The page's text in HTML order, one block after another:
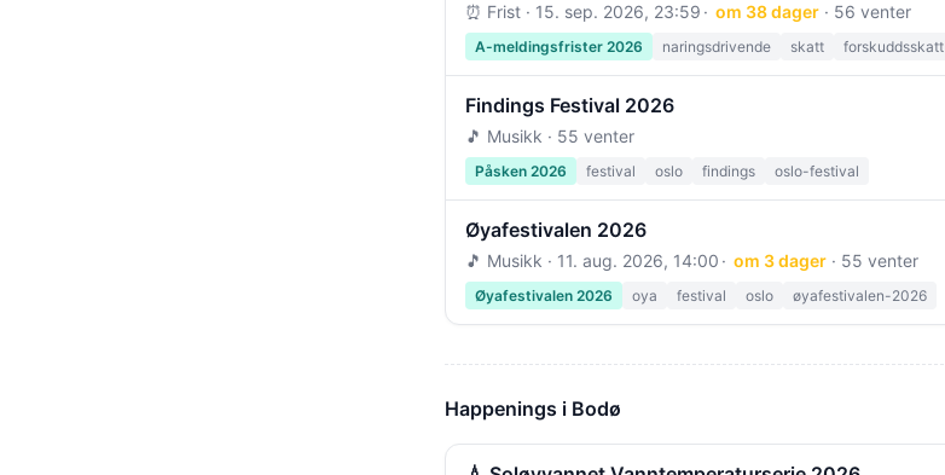
⏰ Frist · 15. sep. 2026, 23:59 om 38 dager· 56 venter
A-meldingsfrister 2026 naringsdrivende skatt forskuddsskatt
Findings Festival 2026
🎵 Musikk · 55 venter
Påsken 2026 festival oslo findings oslo-festival
Øyafestivalen 2026
🎵 Musikk · 11. aug. 2026, 14:00 om 3 dager· 55 venter
Øyafestivalen 2026 oya festival oslo øyafestivalen-2026
Happenings i Bodø